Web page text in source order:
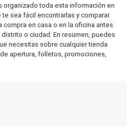
organizado toda esta información en
sea fácil encontrarlas y comparar.
en casa o en la oficina antes
o ciudad. En resumen, puedes
necesitas sobre cualquier tienda
apertura, folletos, promociones,